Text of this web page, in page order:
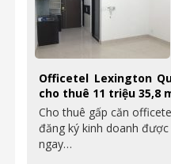
Officetel Lexington
cho thuê 11 triệu 35,8
Cho thuê gấp căn
đăng ký kinh doanh
ngay…